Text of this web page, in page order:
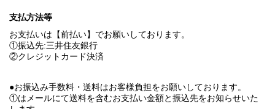
支払方法等
お支払いは【前払い】でお願いしております。
①振込先:三井住友銀行
②クレジットカード決済
●お振込み手数料・送料はお客様負担をお願いしております。
①はメールにて送料を含むお支払い金額と振込先をお知らせいた